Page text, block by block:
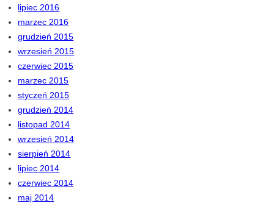
lipiec 2016
marzec 2016
grudzień 2015
wrzesień 2015
czerwiec 2015
marzec 2015
styczeń 2015
grudzień 2014
listopad 2014
wrzesień 2014
sierpień 2014
lipiec 2014
czerwiec 2014
maj 2014